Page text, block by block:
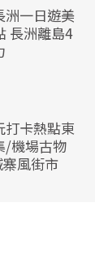
洲一日遊美
長洲離島4
打卡熱點東
/機場古物
風街市